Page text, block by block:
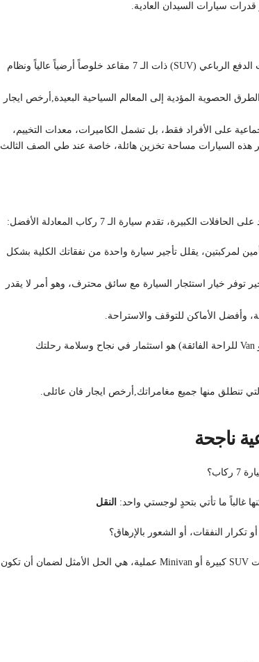
سيارات السيدان العادية.
تمنحك سيارات الدفع الرباعي (SUV) ذات الـ 7 مقاعد خلوصاً أرضياً عالياً ونظام
الحصوية المؤدية إلى المعالم السياحية البعيدة,أرخص ايجار
على الأفراد فقط، بل تشمل الكاميرات، معدات التخييم،
هذه السيارات مساحة تخزين هائلة، خاصة عند طي الصف الثالث
تقدم سيارة الـ 7 ركاب المعادلة الأفضل:
لمركبتين، يقلل تأجير سيارة واحدة من نفقاتك الكلية بشكل
توفر خيار استئجار السيارة مع سائق محترف، وهو أمر لا يقدر
وأفضل الأماكن للتوقف والاستراحة.
إن تأجير سيارة 7 ركاب (سواء كانت SUV للمغامرات أو Van للراحة الفائقة) هو استثمار في نجاح وسلامة رحلتك
تنطلق منها جميع مغامراتك,أرخص ايجار فان عائلى.
غالباً ما تأتي بتحدٍ لوجستي واحد: النقل
النفقات، أو الشعور بالإرهاق؟
. هذه الفئة من السيارات، سواء كانت SUV كبيرة أو Minivan عملية، هي الحل الأمثل لضمان أن تكون